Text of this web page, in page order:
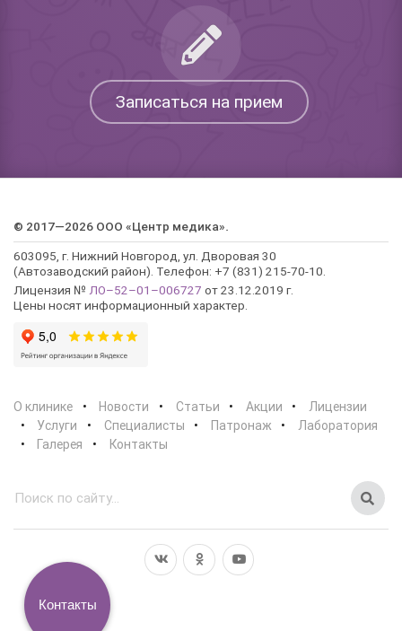
Записаться на прием
© 2017—2026 ООО «Центр медика».
603095, г. Нижний Новгород, ул. Дворовая 30
(Автозаводский район). Телефон: +7 (831) 215-70-10.
Лицензия № ЛО–52–01–006727 от 23.12.2019 г.
Цены носят информационный характер.
О клинике Новости Статьи Акции
Лицензии
Услуги
Специалисты Патронаж
Лаборатория
Галерея
Контакты
Контакты